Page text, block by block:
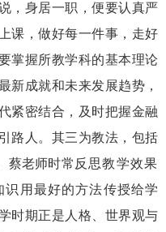
，身居一职，便要认真严
课，做好每一件事，走好
掌握所教学科的基本理论
新成就和未来发展趋势，
紧密结合， 及时把握金融
路人。其三为教法，包括
蔡老师时常 反思教学效果
识用最好的方法传授给学
时期正是人格、世界观与